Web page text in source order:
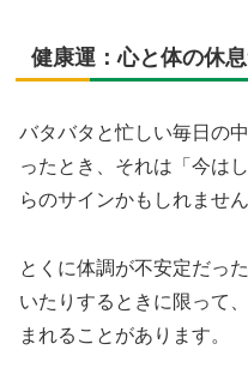
健康運：心と体の休
バタバタと忙しい毎日の
ったとき、それは「今は
らのサインかもしれません
とくに体調が不安定だっ
いたりするときに限って
まれることがあります。